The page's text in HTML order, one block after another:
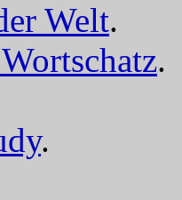
Welt.
.
.